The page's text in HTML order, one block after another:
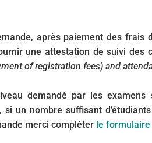
après paiement des frais
une attestation de suivi des
of registration fees) and
demandé par les
un nombre suffisant
merci compléter le